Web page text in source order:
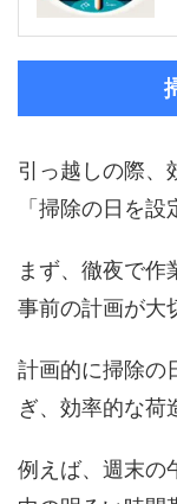
引っ越しの際、
「掃除の日を設
まず、徹夜で作
事前の計画が大
計画的に掃除の
ぎ、効率的な荷
例えば、週末の